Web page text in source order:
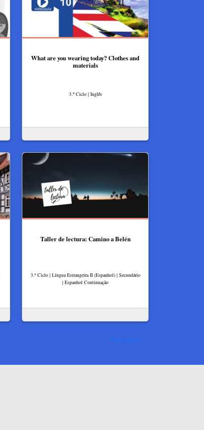
What are you wearing today? Clothes and
materials
3.º Ciclo | Inglês
Taller de lectura: Camino a Belén
3.º Ciclo | Língua Estrangeira II (Espanhol) | Secundário
| Espanhol Continuação
Ver mais